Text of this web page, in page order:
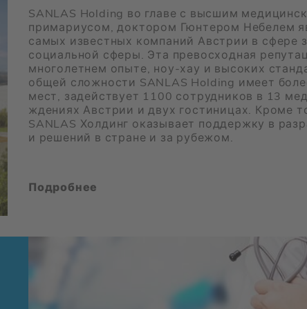
SANLAS Holding во гла­ве с выс­шим
при­ма­ри­усом, док­то­ром Гюн­те­ром Небе­лем
са­мых из­вест­ных ком­па­ний Ав­стрии в сфе­ре
со­ци­аль­ной сфе­ры. Эта пре­вос­ход­ная
мно­го­лет­нем опы­те, ноу-хау и вы­со­ких
об­щей слож­но­сти SANLAS Holding име­ет
мест, за­дей­ству­ет 1100 со­труд­ни­ков в 13
жде­ни­ях Ав­стрии и двух го­сти­ни­цах. Кро­ме
SANLAS Хол­динг ока­зы­ва­ет под­держ­ку в
и ре­ше­ний в стране и за ру­бе­жом.
По­дроб­нее